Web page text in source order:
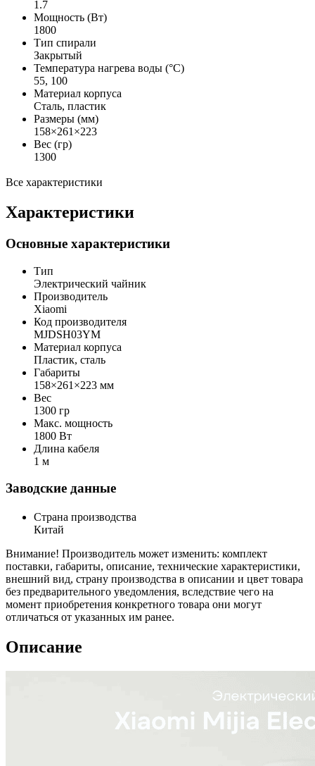
1.7
Мощность (Вт)
1800
Тип спирали
Закрытый
Температура нагрева воды (°C)
55, 100
Материал корпуса
Сталь, пластик
Размеры (мм)
158×261×223
Вес (гр)
1300
Все характеристики
Характеристики
Основные характеристики
Тип
Электрический чайник
Производитель
Xiaomi
Код производителя
MJDSH03YM
Материал корпуса
Пластик, сталь
Габариты
158×261×223 мм
Вес
1300 гр
Макс. мощность
1800 Вт
Длина кабеля
1 м
Заводские данные
Страна производства
Китай
Внимание! Производитель может изменить: комплект
поставки, габариты, описание, технические характеристики,
внешний вид, страну производства в описании и цвет товара
без предварительного уведомления, вследствие чего на
момент приобретения конкретного товара они могут
отличаться от указанных им ранее.
Описание